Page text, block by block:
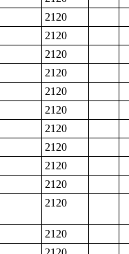
2120
2120
2120
2120
2120
2120
2120
2120
2120
2120
2120
2120